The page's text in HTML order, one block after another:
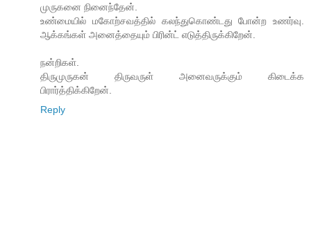
முருகனை நினைந்தேன்.
உண்மையில் மகோற்சவத்தில் கலந்துகொண்டது போன்ற உணர்வு.
ஆக்கங்கள் அனைத்தையும் பிரின்ட் எடுத்திருக்கிறேன்.
நன்றிகள்.
திருமுருகன் திருவருள் அனைவருக்கும் கிடைக்க
பிரார்த்திக்கிறேன்.
Reply